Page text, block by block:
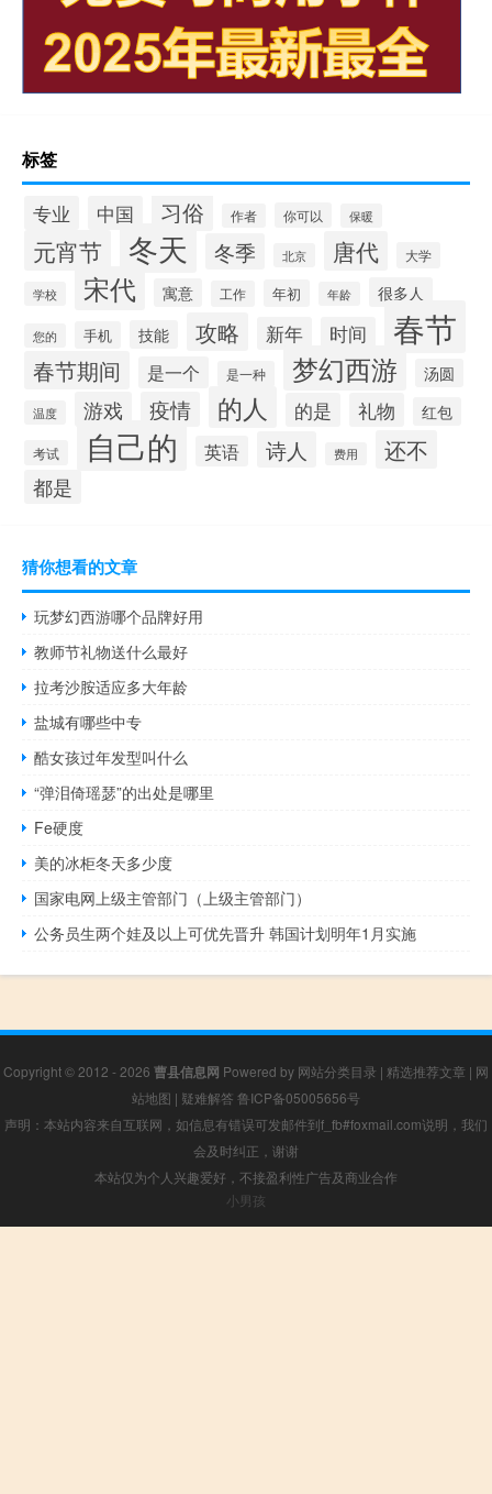
标签
专业 中国 习俗 作者 你可以 保暖
元宵节 冬天 冬季 北京 唐代 大学
学校 宋代 寓意 工作 年初 年龄 很多人
您的 手机 技能 攻略 新年 时间 春节
春节期间 是一个 是一种 梦幻西游 汤圆
温度 游戏 疫情 的人 的是 礼物 红包
考试 自己的 英语 诗人 费用 还不
都是
猜你想看的文章
玩梦幻西游哪个品牌好用
教师节礼物送什么最好
拉考沙胺适应多大年龄
盐城有哪些中专
酷女孩过年发型叫什么
“弹泪倚瑶瑟”的出处是哪里
Fe硬度
美的冰柜冬天多少度
国家电网上级主管部门（上级主管部门）
公务员生两个娃及以上可优先晋升 韩国计划明年1月实施
Copyright © 2012 - 2026 曹县信息网 Powered by 网站分类目录 | 精选推荐文章 | 网
站地图 | 疑难解答 鲁ICP备05005656号
声明：本站内容来自互联网，如信息有错误可发邮件到f_fb#foxmail.com说明，我们
会及时纠正，谢谢
本站仅为个人兴趣爱好，不接盈利性广告及商业合作
小男孩